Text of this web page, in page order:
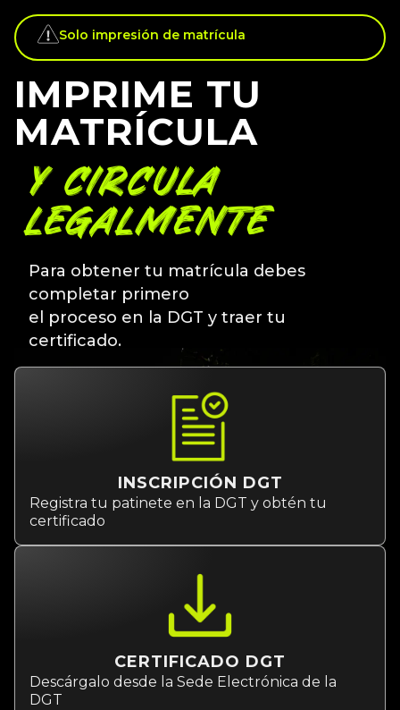
Solo impresión de matrícula
IMPRIME TU
MATRÍCULA
Y CIRCULA
LEGALMENTE
Para obtener tu matrícula debes
completar primero
el proceso en la DGT y traer tu
certificado.
INSCRIPCIÓN DGT
Registra tu patinete en la DGT y obtén tu
certificado
CERTIFICADO DGT
Descárgalo desde la Sede Electrónica de la
DGT